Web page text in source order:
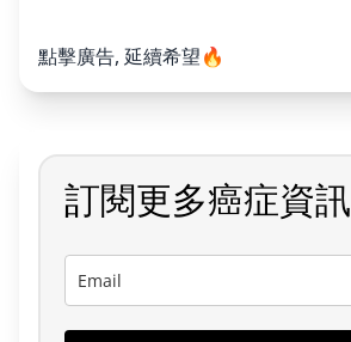
點擊廣告, 延續希望🔥
訂閱更多癌症資訊